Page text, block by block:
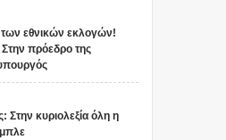
εθνικών εκλογών!
Στην πρόεδρο της
Στην κυριολεξία όλη η